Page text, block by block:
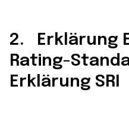
2. Erklärung
Rating-
Erklärung SRI